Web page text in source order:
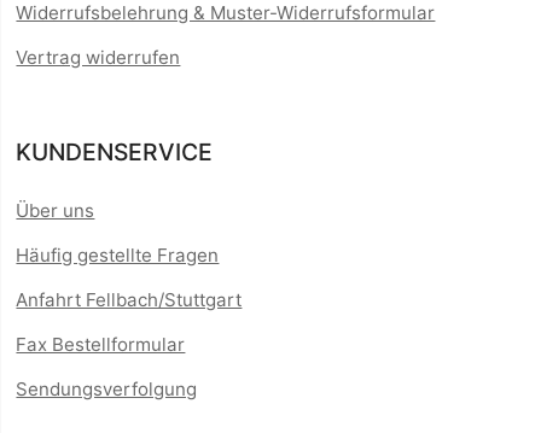
Widerrufsbelehrung & Muster-Widerrufsformular
Vertrag widerrufen
KUNDENSERVICE
Über uns
Häufig gestellte Fragen
Anfahrt Fellbach/Stuttgart
Fax Bestellformular
Sendungsverfolgung